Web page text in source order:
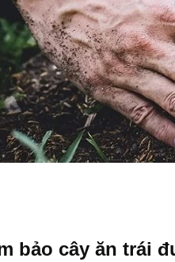
bảo cây ăn trái